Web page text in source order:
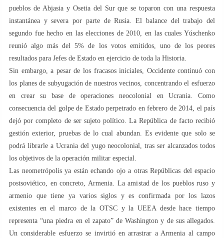
pueblos de Abjasia y Osetia del Sur que se toparon con una respuesta
instantánea y severa por parte de Rusia. El balance del trabajo del
segundo fue hecho en las elecciones de 2010, en las cuales Yúschenko
reunió algo más del 5% de los votos emitidos, uno de los peores
resultados para Jefes de Estado en ejercicio de toda la Historia.
Sin embargo, a pesar de los fracasos iniciales, Occidente continuó con
los planes de subyugación de nuestros vecinos, concentrando el esfuerzo
en crear su base de operaciones neocolonial en Ucrania. Como
consecuencia del golpe de Estado perpetrado en febrero de 2014, el país
dejó por completo de ser sujeto político. La República de facto recibió
gestión exterior, pruebas de lo cual abundan. Es evidente que solo se
podrá librarle a Ucrania del yugo neocolonial, tras ser alcanzados todos
los objetivos de la operación militar especial.
Las neometrópolis ya están echando ojo a otras Repúblicas del espacio
postsoviético, en concreto, Armenia. La amistad de los pueblos ruso y
armenio que tiene ya varios siglos y es confirmada por los lazos
existentes en el marco de la OTSC y la UEEA desde hace tiempo
representa “una piedra en el zapato” de Washington y de sus allegados.
Un considerable esfuerzo se invirtió en arrastrar a Armenia al campo